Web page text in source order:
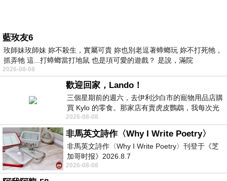
藍玫友6
玫師妹玫師妹 妳不殺生，實屬可貴 妳也別老逗著蟑螂玩 妳不打死牠，
抓弄牠 這...打蟑螂當打地鼠 也是項可愛的遊戲？ 是說，滿院
2026-08-08
歡迎回家，Lando！
三個星期前的週六，去伊利沙白市的寵物用品店購
買 Kylo 的零食。那家店有賣虎皮鸚鵡，我每次光
顧都會去看一下。他們偶爾會引進 C
2026-08-08
非馬英文詩作〈Why I Write Poetry〉
非馬英文詩作〈Why I Write Poetry〉刊登于《芝
加哥时报》2026.8.7
2026-08-08